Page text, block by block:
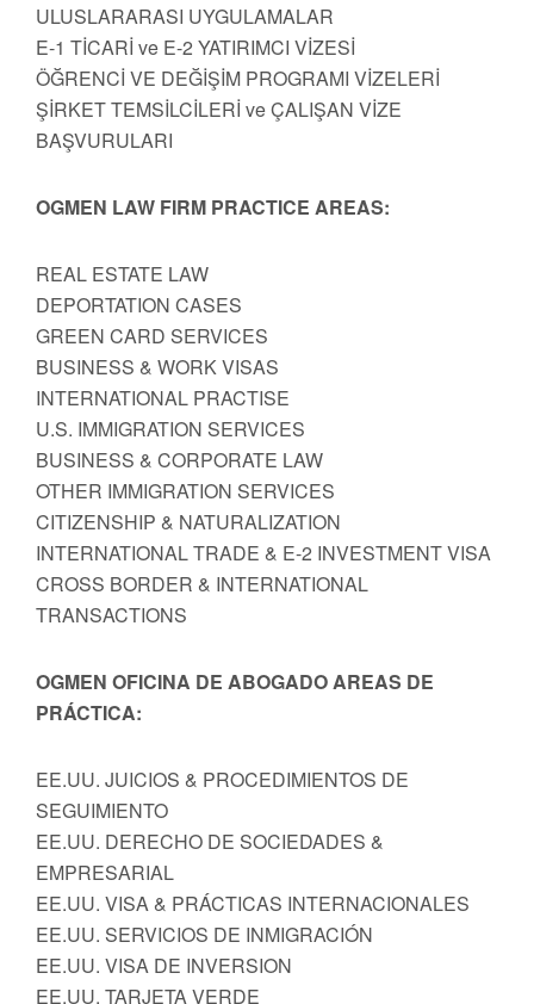
ULUSLARARASI UYGULAMALAR
E-1 TİCARİ ve E-2 YATIRIMCI VİZESİ
ÖĞRENCİ VE DEĞİŞİM PROGRAMI VİZELERİ
ŞİRKET TEMSİLCİLERİ ve ÇALIŞAN VİZE
BAŞVURULARI
OGMEN LAW FIRM PRACTICE AREAS:
REAL ESTATE LAW
DEPORTATION CASES
GREEN CARD SERVICES
BUSINESS & WORK VISAS
INTERNATIONAL PRACTISE
U.S. IMMIGRATION SERVICES
BUSINESS & CORPORATE LAW
OTHER IMMIGRATION SERVICES
CITIZENSHIP & NATURALIZATION
INTERNATIONAL TRADE & E-2 INVESTMENT VISA
CROSS BORDER & INTERNATIONAL
TRANSACTIONS
OGMEN OFICINA DE ABOGADO AREAS DE
PRÁCTICA:
EE.UU. JUICIOS & PROCEDIMIENTOS DE
SEGUIMIENTO
EE.UU. DERECHO DE SOCIEDADES &
EMPRESARIAL
EE.UU. VISA & PRÁCTICAS INTERNACIONALES
EE.UU. SERVICIOS DE INMIGRACIÓN
EE.UU. VISA DE INVERSION
EE.UU. TARJETA VERDE